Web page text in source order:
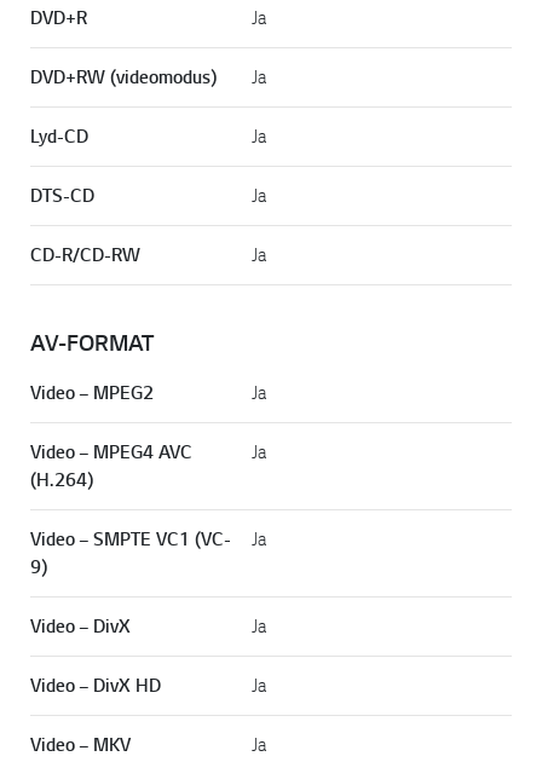
DVD+R Ja
DVD+RW (videomodus) Ja
Lyd-CD Ja
DTS-CD Ja
CD-R/CD-RW Ja
AV-FORMAT
Video – MPEG2 Ja
Video – MPEG4 AVC
(H.264)
Ja
Video – SMPTE VC1 (VC-
9)
Ja
Video – DivX Ja
Video – DivX HD Ja
Video – MKV Ja